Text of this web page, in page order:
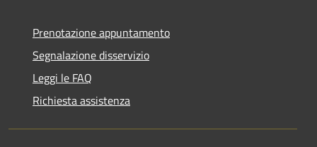
Prenotazione appuntamento
Segnalazione disservizio
Leggi le FAQ
Richiesta assistenza